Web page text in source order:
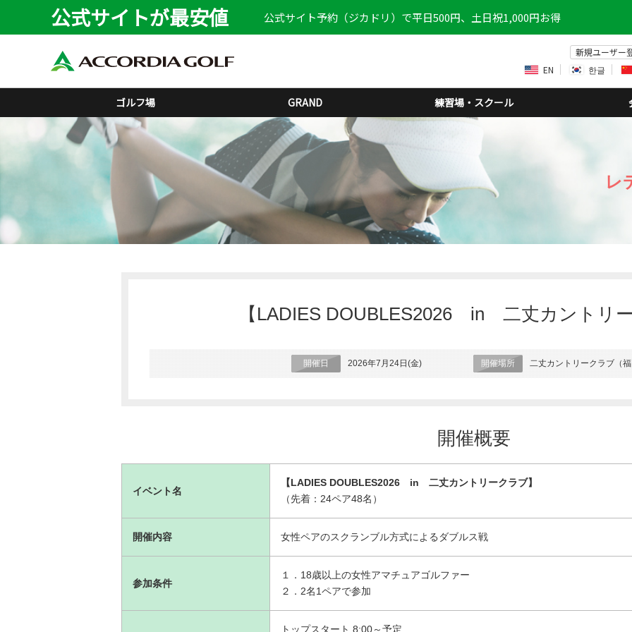
公式サイトが最安値 公式サイト予約（ジカドリ）で平日500円、土日祝1,000円お得
新規ユーザー
EN
한글
ゴルフ場 GRAND 練習場・スクール
レ
【LADIES DOUBLES2026 in 二丈カントリ
開催日 2026年7月24日(金) 開催場所 二丈カントリークラブ（
開催概要
イベント名
【LADIES DOUBLES2026 in 二丈カントリークラブ】
（先着：24ペア48名）
開催内容 女性ペアのスクランブル方式によるダブルス戦
参加条件
１．18歳以上の女性アマチュアゴルファー
２．2名1ペアで参加
トップスタート 8:00～予定